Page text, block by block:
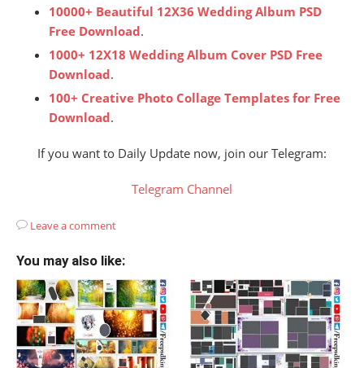
10000+ Beautiful 12X36 Wedding Album PSD
Free Download.
1000+ 12X18 Wedding Album Cover PSD Free
Download.
100+ Creative Photo Collage Templates for Free
Download.
If you want to Daily Update now, join our Telegram:
Telegram Channel
Leave a comment
You may also like: